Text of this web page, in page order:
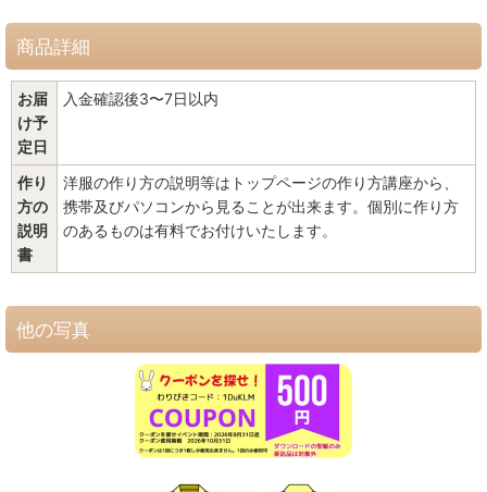
商品詳細
お届
け予
定日
入金確認後3〜7日以内
作り
方の
説明
書
洋服の作り方の説明等はトップページの作り方講座から、
携帯及びパソコンから見ることが出来ます。個別に作り方
のあるものは有料でお付けいたします。
他の写真